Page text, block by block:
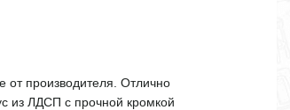
производителя. Отлично
из ЛДСП с прочной кромкой